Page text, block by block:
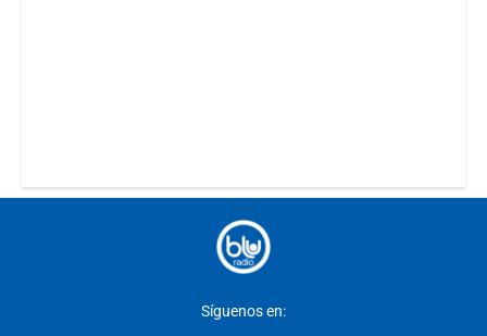
Síguenos en: